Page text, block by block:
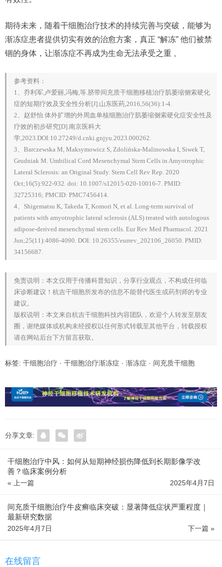
期待未来，随着干细胞治疗技术的持续完善与突破，能够为
渐冻症患者提供切实有效的治愈方案，真正 “解冻” 他们被禁
锢的身体，让渐冻症不再成为生命无法承受之重 。
参考资料：
1、乔利军,卢爱丽,冯梅,等.脐带间充质干细胞移植治疗肌萎缩侧索硬化
症的短期疗效及安全性分析[J].山东医药,2016,56(36):1-4.
2、赵舒怡.体外扩增的外周血单核细胞治疗肌萎缩侧索硬化症安全性及
疗效的初步研究[D].南京医科大
学,2023.DOI:10.27249/d.cnki.gnjyu.2023.000262.
3、Barczewska M, Maksymowicz S, Zdolińska-Malinowska I, Siwek T,
Grudniak M. Umbilical Cord Mesenchymal Stem Cells in Amyotrophic
Lateral Sclerosis: an Original Study. Stem Cell Rev Rep. 2020
Oct;16(5):922-932. doi: 10.1007/s12015-020-10016-7. PMID:
32725316; PMCID: PMC7456414.
4、Shigematsu K, Takeda T, Komori N, et al. Long-term survival of
patients with amyotrophic lateral sclerosis (ALS) treated with autologous
adipose-derived mesenchymal stem cells. Eur Rev Med Pharmacol. 2021
Jun;25(11):4086-4090. DOI: 10.26355/eurrev_202106_26050. PMID:
34156687.
免责说明：本文仅用于传播科普知识，分享行业观点，不构成任何临
床诊断建议！杭吉干细胞所发布的信息不能替代医生或药剂师的专业
建议。
版权说明：本文来自杭吉干细胞科技内容团队，欢迎个人转发至朋友
圈，谢绝媒体或机构未经授权以任何形式转载至其他平台，转载授权
请在网站后台下方留言获取。
标签: 干细胞治疗 · 干细胞治疗渐冻症 · 渐冻症 · 间充质干细胞
分享文章:
干细胞治疗中风：如何从短期神经损伤降低到长期影像学改
善？临床案例分析
« 上一篇 2025年4月7日
间充质干细胞治疗牛皮癣临床突破：显著降低症状严重程度｜
最新研究数据
下一篇 »
2025年4月7日
在线留言